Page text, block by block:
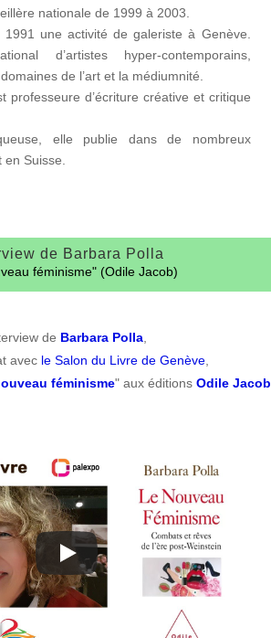
nationale de 1999 à 2003.
une activité de galeriste à Genève.
d’artistes hyper-contemporains,
de l’art et la médiumnité.
professeure d’écriture créative et critique
elle publie dans de nombreux
Suisse.
de Barbara Polla
féminisme" (Odile Jacob)
de Barbara Polla
avec le Salon du Livre de Genève,
féminisme" aux éditions Odile Jacob